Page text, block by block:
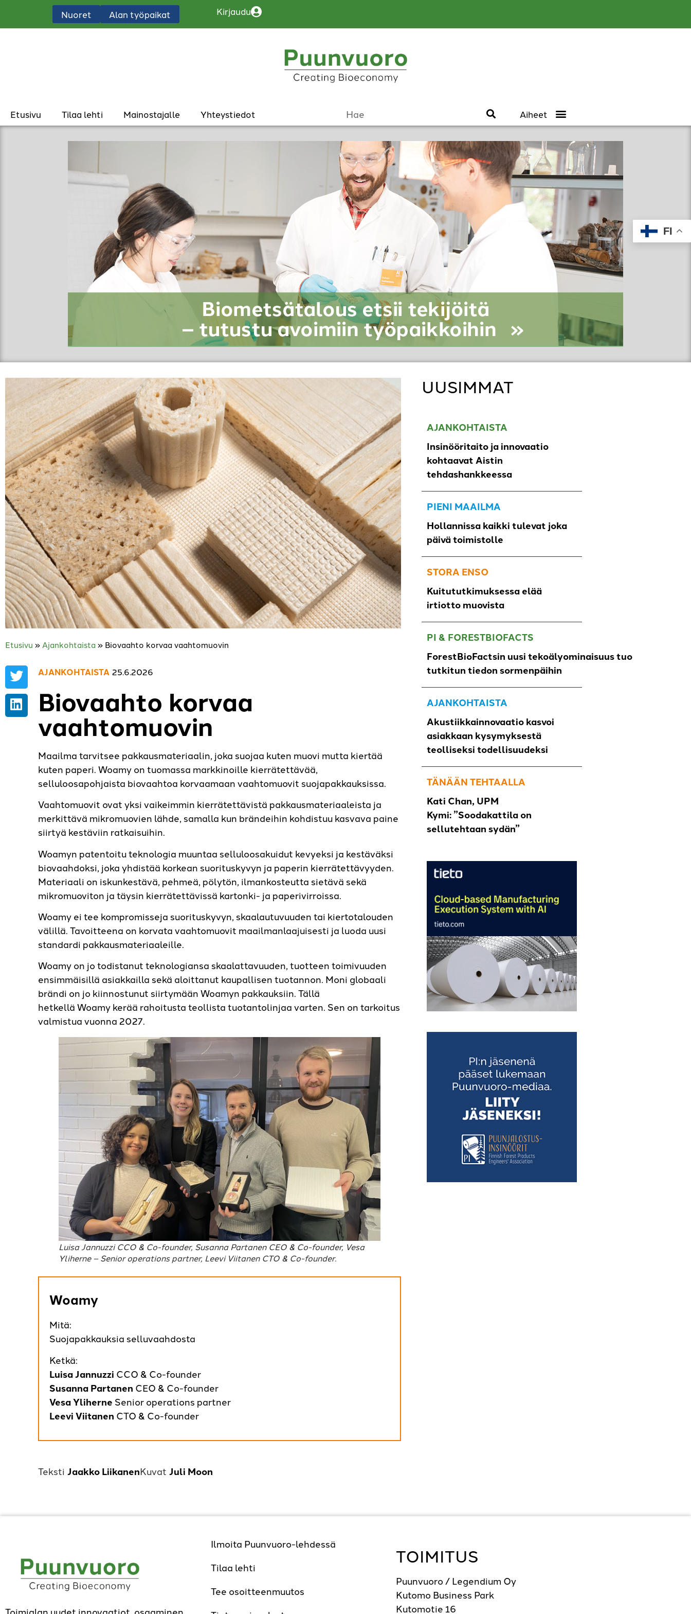
Nuoret Alan työpaikat Kirjaudu
FI
Etusivu Tilaa lehti Mainostajalle Yhteystiedot
Etusivu » Ajankohtaista » Biovaahto korvaa vaahtomuovin
AJANKOHTAISTA 25.6.2026
Biovaahto korvaa
vaahtomuovin
Maailma tarvitsee pakkausmateriaalin, joka suojaa kuten muovi mutta kiertää
kuten paperi. Woamy on tuomassa markkinoille kierrätettävää,
selluloosapohjaista biovaahtoa korvaamaan vaahtomuovit suojapakkauksissa.
Vaahtomuovit ovat yksi vaikeimmin kierrätettävistä pakkausmateriaaleista ja
merkittävä mikromuovien lähde, samalla kun brändeihin kohdistuu kasvava paine
siirtyä kestäviin ratkaisuihin.
Woamyn patentoitu teknologia muuntaa selluloosakuidut kevyeksi ja kestäväksi
biovaahdoksi, joka yhdistää korkean suorituskyvyn ja paperin kierrätettävyyden.
Materiaali on iskunkestävä, pehmeä, pölytön, ilmankosteutta sietävä sekä
mikromuoviton ja täysin kierrätettävissä kartonki- ja paperivirroissa.
Woamy ei tee kompromisseja suorituskyvyn, skaalautuvuuden tai kiertotalouden
välillä. Tavoitteena on korvata vaahtomuovit maailmanlaajuisesti ja luoda uusi
standardi pakkausmateriaaleille.
Woamy on jo todistanut teknologiansa skaalattavuuden, tuotteen toimivuuden
ensimmäisillä asiakkailla sekä aloittanut kaupallisen tuotannon. Moni globaali
brändi on jo kiinnostunut siirtymään Woamyn pakkauksiin. Tällä
hetkellä Woamy kerää rahoitusta teollista tuotantolinjaa varten. Sen on tarkoitus
valmistua vuonna 2027.
Luisa Jannuzzi CCO & Co-founder, Susanna Partanen CEO & Co-founder, Vesa
Yliherne – Senior operations partner, Leevi Viitanen CTO & Co-founder.
Woamy
Mitä:
Suojapakkauksia selluvaahdosta
Ketkä:
Luisa Jannuzzi CCO & Co-founder
Susanna Partanen CEO & Co-founder
Vesa Yliherne Senior operations partner
Leevi Viitanen CTO & Co-founder
Jaakko Liikanen Juli Moon
UUSIMMAT
AJANKOHTAISTA
Insinööritaito ja innovaatio
kohtaavat Aistin
tehdashankkeessa
PIENI MAAILMA
Hollannissa kaikki tulevat joka
päivä toimistolle
STORA ENSO
Kuitututkimuksessa elää
irtiotto muovista
PI & FORESTBIOFACTS
ForestBioFactsin uusi tekoälyominaisuus tuo
tutkitun tiedon sormenpäihin
AJANKOHTAISTA
Akustiikkainnovaatio kasvoi
asiakkaan kysymyksestä
teolliseksi todellisuudeksi
TÄNÄÄN TEHTAALLA
Kati Chan, UPM
Kymi: ”Soodakattila on
sellutehtaan sydän”
Toimialan uudet innovaatiot, osaaminen
Ilmoita Puunvuoro-lehdessä
Tilaa lehti
Tee osoitteenmuutos
TOIMITUS
Puunvuoro / Legendium Oy
Kutomo Business Park
Kutomotie 16